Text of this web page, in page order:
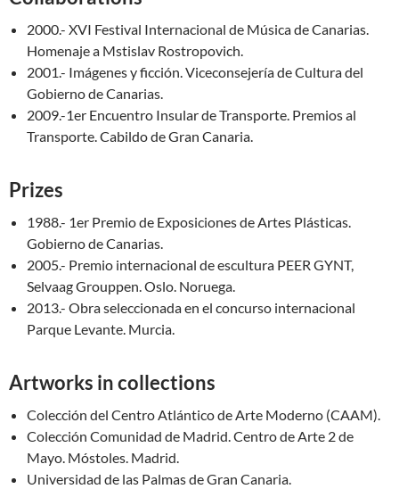
2000.- XVI Festival Internacional de Música de Canarias.
Homenaje a Mstislav Rostropovich.
2001.- Imágenes y ficción. Viceconsejería de Cultura del
Gobierno de Canarias.
2009.-1er Encuentro Insular de Transporte. Premios al
Transporte. Cabildo de Gran Canaria.
Prizes
1988.- 1er Premio de Exposiciones de Artes Plásticas.
Gobierno de Canarias.
2005.- Premio internacional de escultura PEER GYNT,
Selvaag Grouppen. Oslo. Noruega.
2013.- Obra seleccionada en el concurso internacional
Parque Levante. Murcia.
Artworks in collections
Colección del Centro Atlántico de Arte Moderno (CAAM).
Colección Comunidad de Madrid. Centro de Arte 2 de
Mayo. Móstoles. Madrid.
Universidad de las Palmas de Gran Canaria.